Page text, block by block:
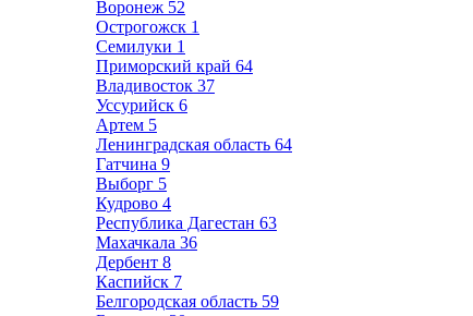
Воронеж 52
Острогожск 1
Семилуки 1
Приморский край 64
Владивосток 37
Уссурийск 6
Артем 5
Ленинградская область 64
Гатчина 9
Выборг 5
Кудрово 4
Республика Дагестан 63
Махачкала 36
Дербент 8
Каспийск 7
Белгородская область 59